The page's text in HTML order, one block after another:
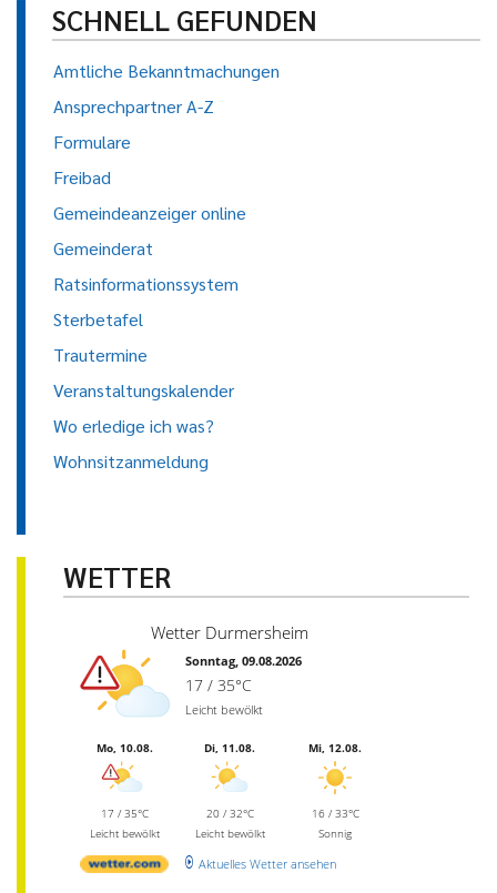
SCHNELL GEFUNDEN
Amtliche Bekanntmachungen
Ansprechpartner A-Z
Formulare
Freibad
Gemeindeanzeiger online
Gemeinderat
Ratsinformationssystem
Sterbetafel
Trautermine
Veranstaltungskalender
Wo erledige ich was?
Wohnsitzanmeldung
WETTER
Wetter Durmersheim
Sonntag, 09.08.2026
17 / 35°C
Leicht bewölkt
Mo, 10.08.
17 / 35°C
Leicht bewölkt
Di, 11.08.
20 / 32°C
Leicht bewölkt
Mi, 12.08.
16 / 33°C
Sonnig
Aktuelles Wetter ansehen